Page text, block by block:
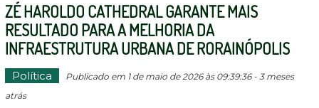
ZÉ HAROLDO CATHEDRAL GARANTE MAIS
RESULTADO PARA A MELHORIA DA
INFRAESTRUTURA URBANA DE RORAINÓPOLIS
Política
Publicado em 1 de maio de 2026 às 09:39:36 - 3 meses
atrás